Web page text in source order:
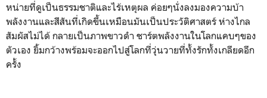
หน่ายที่ดูเป็นธรรมชาติและไร้เหตุผล ค่อยๆนั่งลงมองความบ้า
พลังงานและสีสันที่เกิดขึ้นเหมือนมันเป็นประวัติศาสตร์ ห่างไกล
สัมผัสไม่ได้ กลายเป็นภาพขาวดำ ชาร์ตพลังงานในโลกแคบๆของ
ตัวเอง ยิ้มกว้างพร้อมจะออกไปสู่โลกที่วุ่นวายที่ทั้งรักทั้งเกลียดอีก
ครั้ง